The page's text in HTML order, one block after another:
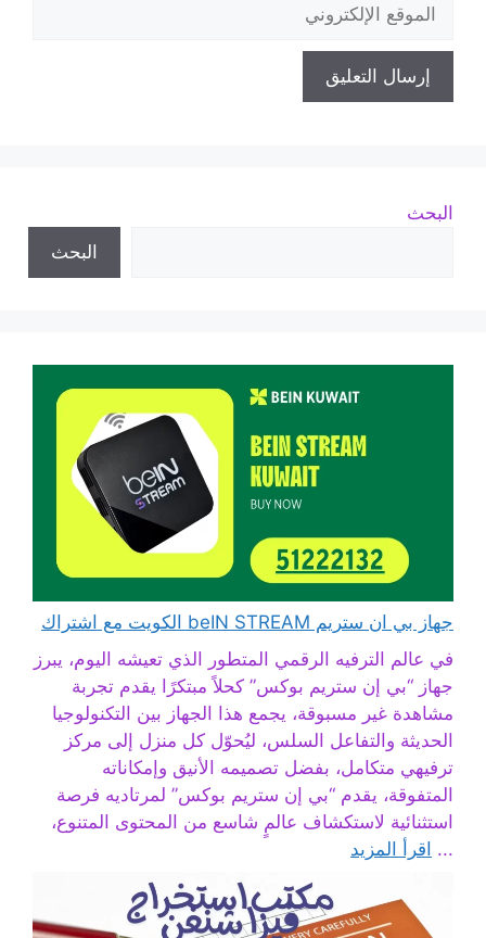
الإلكتروني
البحث
البحث
جهاز بي ان ستريم beIN STREAM الكويت مع اشتراك
في عالم الترفيه الرقمي المتطور الذي تعيشه اليوم، يبرز
جهاز “بي إن ستريم بوكس” كحلاً مبتكرًا يقدم تجربة
مشاهدة غير مسبوقة، يجمع هذا الجهاز بين التكنولوجيا
الحديثة والتفاعل السلس، ليُحوّل كل منزل إلى مركز
ترفيهي متكامل، بفضل تصميمه الأنيق وإمكاناته
المتفوقة، يقدم “بي إن ستريم بوكس” لمرتاديه فرصة
استثنائية لاستكشاف عالمٍ شاسع من المحتوى المتنوع،
... اقرأ المزيد